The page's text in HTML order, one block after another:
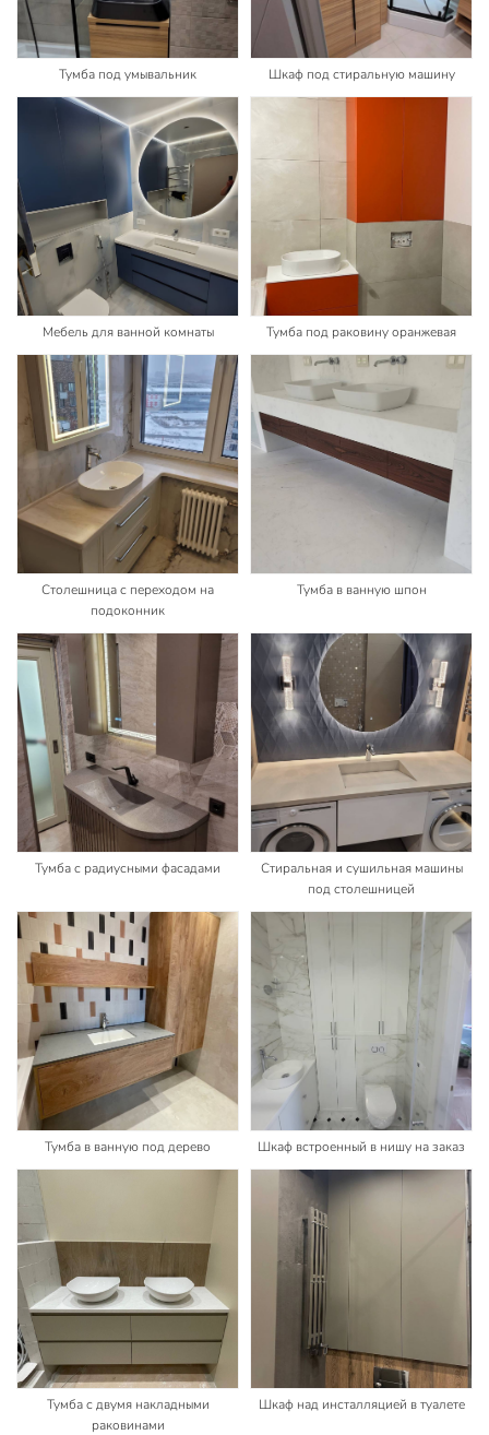
Тумба под умывальник Шкаф под стиральную машину
Мебель для ванной комнаты Тумба под раковину оранжевая
Столешница с переходом на
подоконник
Тумба в ванную шпон
Тумба с радиусными фасадами
Стиральная и сушильная машины
под столешницей
Тумба в ванную под дерево Шкаф встроенный в нишу на заказ
Тумба с двумя накладными
раковинами
Шкаф над инсталляцией в туалете